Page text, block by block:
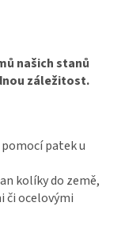
našich stanů
záležitost.
patek u
kolíky do země,
či ocelovými